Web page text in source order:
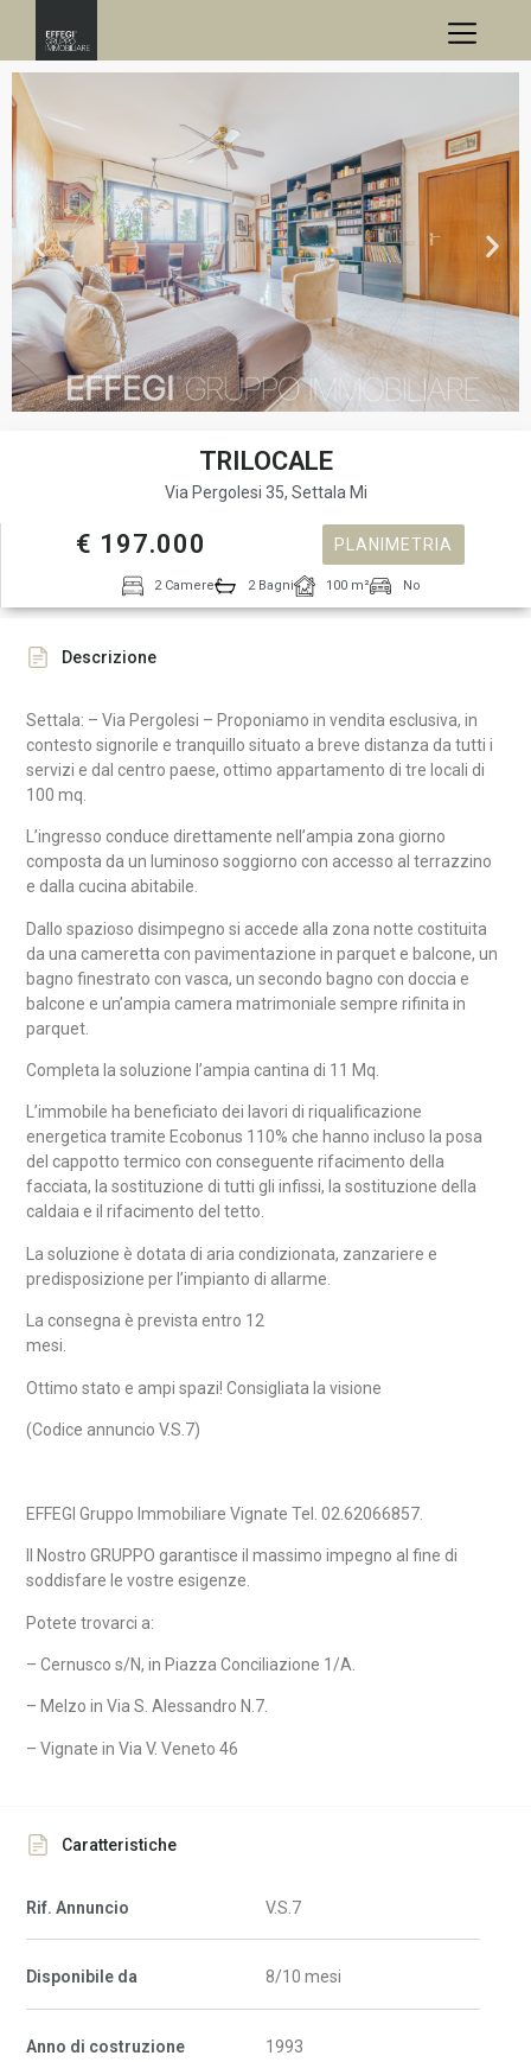
TRILOCALE
Via Pergolesi 35, Settala Mi
€ 197.000 PLANIMETRIA
2 Camere 2 Bagni 100 m² No
Descrizione
Settala: – Via Pergolesi – Proponiamo in vendita esclusiva, in
contesto signorile e tranquillo situato a breve distanza da tutti i
servizi e dal centro paese, ottimo appartamento di tre locali di
100 mq.
L’ingresso conduce direttamente nell’ampia zona giorno
composta da un luminoso soggiorno con accesso al terrazzino
e dalla cucina abitabile.
Dallo spazioso disimpegno si accede alla zona notte costituita
da una cameretta con pavimentazione in parquet e balcone, un
bagno finestrato con vasca, un secondo bagno con doccia e
balcone e un’ampia camera matrimoniale sempre rifinita in
parquet.
Completa la soluzione l’ampia cantina di 11 Mq.
L’immobile ha beneficiato dei lavori di riqualificazione
energetica tramite Ecobonus 110% che hanno incluso la posa
del cappotto termico con conseguente rifacimento della
facciata, la sostituzione di tutti gli infissi, la sostituzione della
caldaia e il rifacimento del tetto.
La soluzione è dotata di aria condizionata, zanzariere e
predisposizione per l’impianto di allarme.
La consegna è prevista entro 12
Ottimo stato e ampi spazi! Consigliata la visione
(Codice annuncio V.S.7)
EFFEGI Gruppo Immobiliare Vignate Tel. 02.62066857.
Il Nostro GRUPPO garantisce il massimo impegno al fine di
soddisfare le vostre esigenze.
Potete trovarci a:
– Cernusco s/N, in Piazza Conciliazione 1/A.
– Melzo in Via S. Alessandro N.7.
– Vignate in Via V. Veneto 46
Caratteristiche
Rif. Annuncio V.S.7
Disponibile da 8/10 mesi
Anno di costruzione 1993